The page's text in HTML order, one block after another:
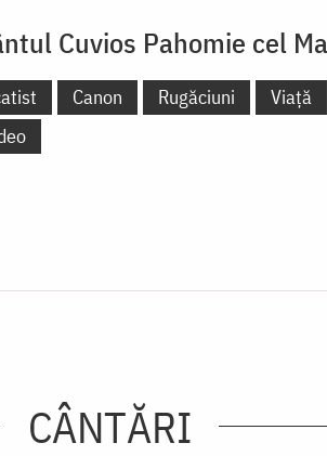
Cuvios Pahomie cel
Canon Rugăciuni Viață
CÂNTĂRI